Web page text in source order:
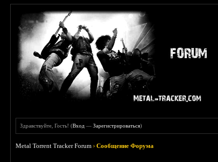
Здравствуйте, Гость! (Вход —Зарегистрироваться)
Metal Torrent Tracker Forum ›Сообщение Форума